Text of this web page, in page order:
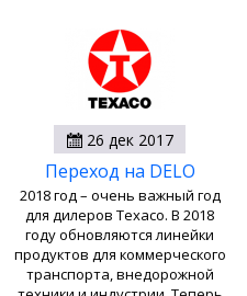
26 дек 2017
Переход на DELO
2018 год – очень важный год
для дилеров Texaco. В 2018
году обновляются линейки
продуктов для коммерческого
транспорта, внедорожной